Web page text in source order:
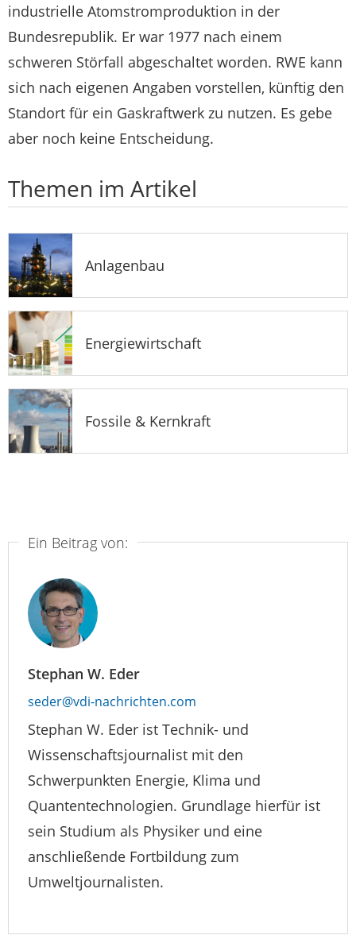
industrielle Atomstromproduktion in der
Bundesrepublik. Er war 1977 nach einem
schweren Störfall abgeschaltet worden. RWE kann
sich nach eigenen Angaben vorstellen, künftig den
Standort für ein Gaskraftwerk zu nutzen. Es gebe
aber noch keine Entscheidung.
Themen im Artikel
Anlagenbau
Energiewirtschaft
Fossile & Kernkraft
Ein Beitrag von:
Stephan W. Eder
seder@vdi-nachrichten.com
Stephan W. Eder ist Technik- und
Wissenschaftsjournalist mit den
Schwerpunkten Energie, Klima und
Quantentechnologien. Grundlage hierfür ist
sein Studium als Physiker und eine
anschließende Fortbildung zum
Umweltjournalisten.